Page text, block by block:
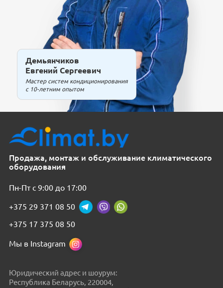
Демьянчиков
Евгений Сергеевич
Мастер систем кондиционирования
с 10-летним опытом
Продажа, монтаж и обслуживание климатического
оборудования
Пн-Пт с 9:00 до 17:00
+375 29 371 08 50
+375 17 375 08 50
Мы в Instagram
Юридический адрес и шоурум:
Республика Беларусь, 220004,